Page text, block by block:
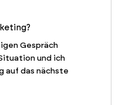
Gespräch
und ich
auf das nächste